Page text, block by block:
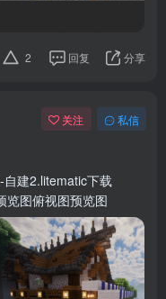
2 回复 分享
关注 私信
建2.litematic下载
览图俯视图预览图